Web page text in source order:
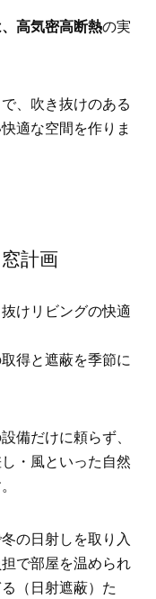
高気密高断熱の実
、吹き抜けのある
適な空間を作りま
計画
けリビングの快適
得と遮蔽を季節に
備だけに頼らず、
・風といった自然
の日射しを取り入
で部屋を温められ
（日射遮蔽）た